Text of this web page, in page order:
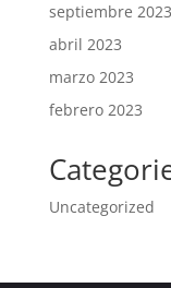
septiembre 2023
abril 2023
marzo 2023
febrero 2023
Uncategorized